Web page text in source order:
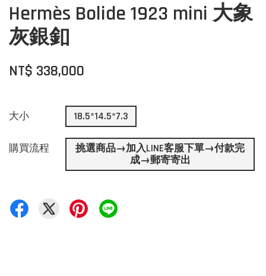
Hermès Bolide 1923 mini 大象
灰銀釦
NT$ 338,000
大小 18.5*14.5*7.3
購買流程
挑選商品→加入LINE客服下單→付款完
成→郵寄寄出